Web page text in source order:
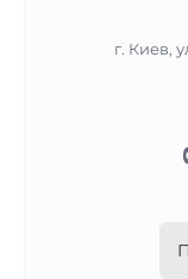
г. Киев,